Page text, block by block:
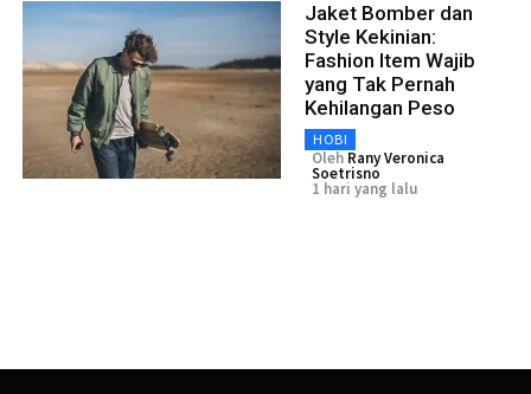
Jaket Bomber dan
Style Kekinian:
Fashion Item Wajib
yang Tak Pernah
Kehilangan Peso
HOBI
Oleh Rany Veronica
Soetrisno
1 hari yang lalu